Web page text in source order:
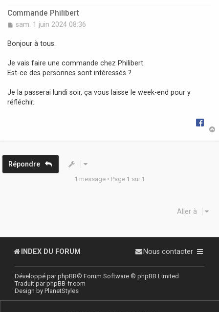
Commande Philibert
M
s
g
e
sam. 1 juin 2024 08:36
Bonjour à tous.
Je vais faire une commande chez Philibert.
Est-ce des personnes sont intéressés ?
Je la passerai lundi soir, ça vous laisse le week-end pour y
réfléchir.
Répondre
1 message • Page 1 sur 1
Aller à
INDEX DU FORUM Nous contacter
Développé parphpBB® Forum Software © phpBB Limited
Traduit parphpBB-fr.com
Design by PlanetStyles